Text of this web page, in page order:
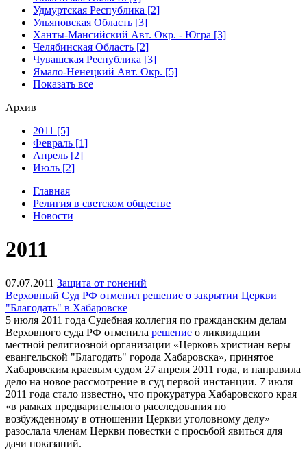
Удмуртская Республика [2]
Ульяновская Область [3]
Ханты-Мансийский Авт. Окр. - Югра [3]
Челябинская Область [2]
Чувашская Республика [3]
Ямало-Ненецкий Авт. Окр. [5]
Показать все
Архив
2011 [5]
Февраль [1]
Апрель [2]
Июль [2]
Главная
Религия в светском обществе
Новости
2011
07.07.2011 Защита от гонений
Верховный Суд РФ отменил решение о закрытии Церкви
"Благодать" в Хабаровске
5 июля 2011 года Судебная коллегия по гражданским делам
Верховного суда РФ отменила решение о ликвидации
местной религиозной организации «Церковь христиан веры
евангельской "Благодать" города Хабаровска», принятое
Хабаровским краевым судом 27 апреля 2011 года, и направила
дело на новое рассмотрение в суд первой инстанции. 7 июля
2011 года стало известно, что прокуратура Хабаровского края
«в рамках предварительного расследования по
возбужденному в отношении Церкви уголовному делу»
разослала членам Церкви повестки с просьбой явиться для
дачи показаний.